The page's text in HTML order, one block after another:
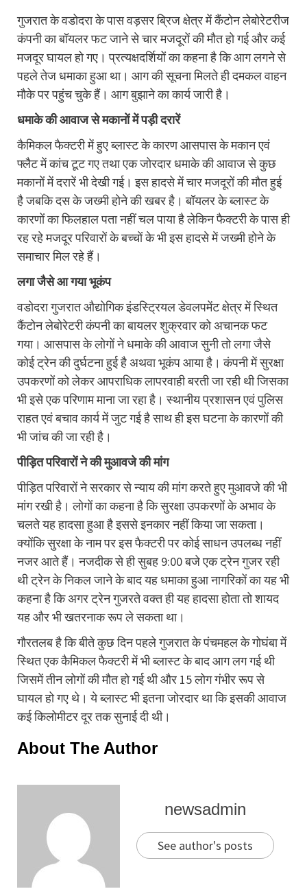
गुजरात के वडोदरा के पास वड़सर ब्रिज क्षेत्र में कैंटोन लेबोरेटरीज
कंपनी का बॉयलर फट जाने से चार मजदूरों की मौत हो गई और कई
मजदूर घायल हो गए। प्रत्‍यक्षदर्शियों का कहना है कि आग लगने से
पहले तेज धमाका हुआ था। आग की सूचना मिलते ही दमकल वाहन
मौके पर पहुंच चुके हैं। आग बुझाने का कार्य जारी है।
धमाके की आवाज से मकानों में पड़ी दरारें
कैमिकल फैक्‍टरी में हुए ब्लास्ट के कारण आसपास के मकान एवं
फ्लैट में कांच टूट गए तथा एक जोरदार धमाके की आवाज से कुछ
मकानों में दरारें भी देखी गई। इस हादसे में चार मजदूरों की मौत हुई
है जबकि दस के जख्मी होने की खबर है। बॉयलर के ब्लास्ट के
कारणों का फिलहाल पता नहीं चल पाया है लेकिन फैक्‍टरी के पास ही
रह रहे मजदूर परिवारों के बच्चों के भी इस हादसे में जख्मी होने के
समाचार मिल रहे हैं।
लगा जैसे आ गया भूकंप
वडोदरा गुजरात औद्योगिक इंडस्ट्रियल डेवलपमेंट क्षेत्र में स्थित
कैंटोन लेबोरेटरी कंपनी का बायलर शुक्रवार को अचानक फट
गया। आसपास के लोगों ने धमाके की आवाज सुनी तो लगा जैसे
कोई ट्रेन की दुर्घटना हुई है अथवा भूकंप आया है। कंपनी में सुरक्षा
उपकरणों को लेकर आपराधिक लापरवाही बरती जा रही थी जिसका
भी इसे एक परिणाम माना जा रहा है। स्थानीय प्रशासन एवं पुलिस
राहत एवं बचाव कार्य में जुट गई है साथ ही इस घटना के कारणों की
भी जांच की जा रही है।
पीड़ित परिवारों ने की मुआवजे की मांग
पीड़ित परिवारों ने सरकार से न्याय की मांग करते हुए मुआवजे की भी
मांग रखी है। लोगों का कहना है कि सुरक्षा उपकरणों के अभाव के
चलते यह हादसा हुआ है इससे इनकार नहीं किया जा सकता।
क्योंकि सुरक्षा के नाम पर इस फैक्टरी पर कोई साधन उपलब्ध नहीं
नजर आते हैं। नजदीक से ही सुबह 9:00 बजे एक ट्रेन गुजर रही
थी ट्रेन के निकल जाने के बाद यह धमाका हुआ नागरिकों का यह भी
कहना है कि अगर ट्रेन गुजरते वक्त ही यह हादसा होता तो शायद
यह और भी खतरनाक रूप ले सकता था।
गौरतलब है कि बीते कुछ दिन पहले गुजरात के पंचमहल के गोघंबा में
स्थित एक कैमिकल फैक्‍टरी में भी ब्‍लास्‍ट के बाद आग लग गई थी
जिसमें तीन लोगों की मौत हो गई थी और 15 लोग गंभीर रूप से
घायल हो गए थे। ये ब्‍लास्‍ट भी इतना जोरदार था कि इसकी आवाज
कई किलोमीटर दूर तक सुनाई दी थी।
About The Author
newsadmin
See author's posts